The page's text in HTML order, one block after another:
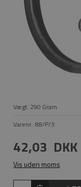
Vægt: 290 Gram
Varenr.:88/P/3
42,03 DKK
Vis uden moms